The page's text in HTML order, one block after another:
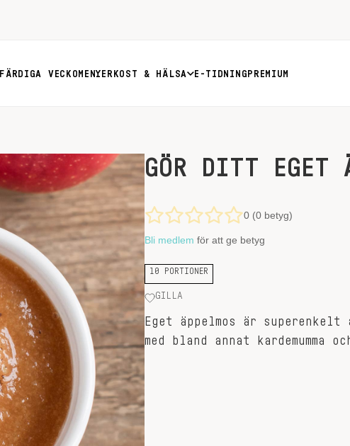
FÄRDIGA VECKOMENYER KOST & HÄLSA E-TIDNING PREMIUM
GÖR DITT EGET
0 (0 betyg)
Bli medlem för att ge betyg
10 PORTIONER
GILLA
Eget äppelmos är
med bland annat kardemumma